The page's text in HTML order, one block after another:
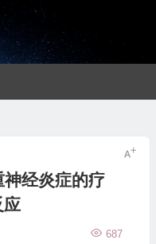
经炎症的疗
应
687